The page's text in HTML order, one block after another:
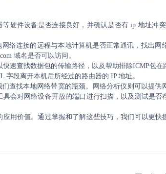
硬件设备是否连接良好，并确认是否有 ip 地址冲
络连接的远程与本地计算机是否正常通讯，找出网
域名是否可以访问。
速查找数据包的传输路径，以及帮助排除ICMP包
字段离开本机后所经过的路由器的 IP 地址。
查找本地网络带宽的瓶颈。网络分析仪则可以提供
会对网络设备开放的端口进行扫描，以及测试是否
用价值。通过掌握和了解这些技巧，我们可以更快